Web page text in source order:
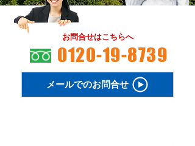
お問合せはこちらへ
0120-19-8739
メールでのお問合せ